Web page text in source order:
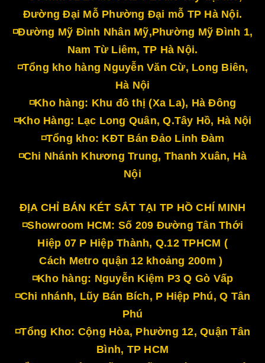
Đường Đại Mỗ Phường Đại mỗ TP Hà Nội.
◽Đường Mỹ Đình Nhân Mỹ,Phường Mỹ Đình 1,
Nam Từ Liêm, TP Hà Nội.
◽Tổng kho hàng Nguyễn Văn Cừ, Long Biên,
Hà Nội
◽Kho hàng: Khu đô thị (Xa La), Hà Đông
◽Kho Hàng: Lạc Long Quân, Q.Tây Hồ, Hà Nội
◽Tổng kho: KĐT Bán Đảo Linh Đàm
◽Chi Nhánh Khương Trung, Thanh Xuân, Hà
Nội
ĐỊA CHỈ BÁN KÉT SẮT TẠI TP HỒ CHÍ MINH
◽Showroom HCM: Số 209 Đường Tân Thới
Hiệp 07 P Hiệp Thành, Q.12 TPHCM (
Cách Metro quận 12 khoảng 200m )
◽Kho hàng: Nguyễn Kiệm P3 Q Gò Vấp
◽Chi nhánh, Lũy Bán Bích, P Hiệp Phú, Q Tân
Phú
◽Tổng Kho: Cộng Hòa, Phường 12, Quận Tân
Bình, TP HCM